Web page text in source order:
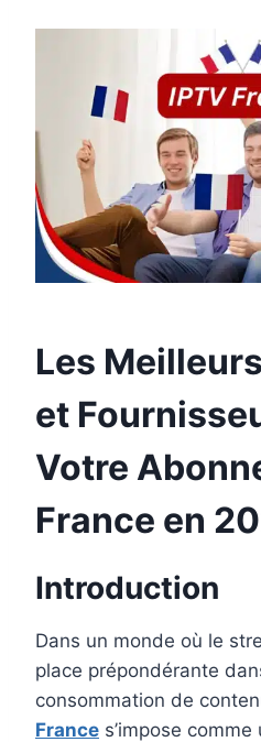
Les
et
Votre
France en
Introduction
Dans un monde où le
place prépondérante
consommation de
France s’impose